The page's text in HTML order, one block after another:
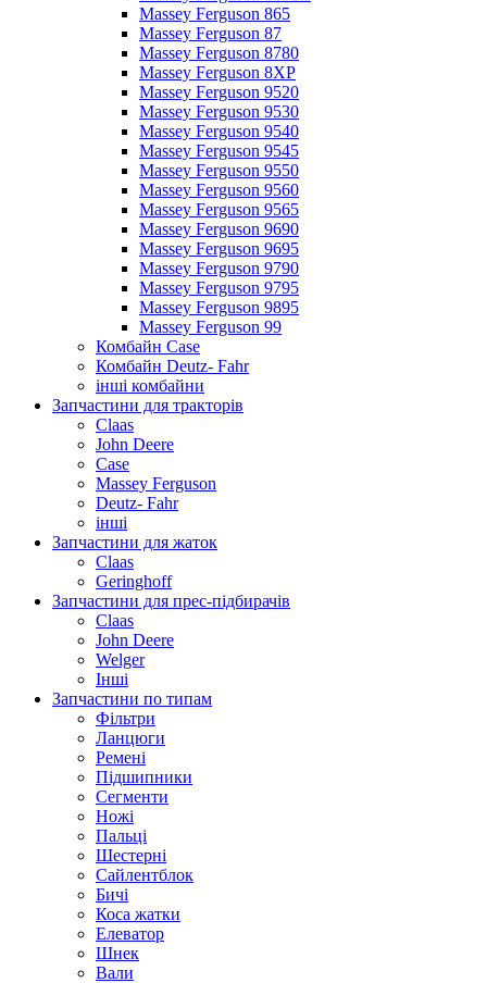
Massey Ferguson 865
Massey Ferguson 87
Massey Ferguson 8780
Massey Ferguson 8XP
Massey Ferguson 9520
Massey Ferguson 9530
Massey Ferguson 9540
Massey Ferguson 9545
Massey Ferguson 9550
Massey Ferguson 9560
Massey Ferguson 9565
Massey Ferguson 9690
Massey Ferguson 9695
Massey Ferguson 9790
Massey Ferguson 9795
Massey Ferguson 9895
Massey Ferguson 99
Комбайн Case
Комбайн Deutz- Fahr
інші комбайни
Запчастини для тракторів
Claas
John Deere
Case
Massey Ferguson
Deutz- Fahr
інші
Запчастини для жаток
Claas
Geringhoff
Запчастини для прес-підбирачів
Claas
John Deere
Welger
Інші
Запчастини по типам
Фільтри
Ланцюги
Ремені
Підшипники
Сегменти
Ножі
Пальці
Шестерні
Сайлентблок
Бичі
Коса жатки
Елеватор
Шнек
Вали